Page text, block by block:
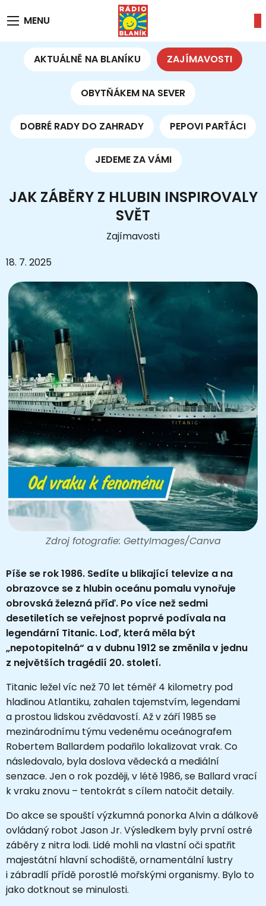
MENU
AKTUÁLNĚ NA BLANÍKU ZAJÍMAVOSTI
OBYTŇÁKEM NA SEVER
DOBRÉ RADY DO ZAHRADY PEPOVI PARŤÁCI
JEDEME ZA VÁMI
JAK ZÁBĚRY Z HLUBIN INSPIROVALY
SVĚT
Zajímavosti
18. 7. 2025
Zdroj fotografie: GettyImages/Canva
Píše se rok 1986. Sedíte u blikající televize a na
obrazovce se z hlubin oceánu pomalu vynořuje
obrovská železná příď. Po více než sedmi
desetiletích se veřejnost poprvé podívala na
legendární Titanic. Loď, která měla být
„nepotopitelná“ a v dubnu 1912 se změnila v jednu
z největších tragédií 20. století.
Titanic ležel víc než 70 let téměř 4 kilometry pod
hladinou Atlantiku, zahalen tajemstvím, legendami
a prostou lidskou zvědavostí. Až v září 1985 se
mezinárodnímu týmu vedenému oceánografem
Robertem Ballardem podařilo lokalizovat vrak. Co
následovalo, byla doslova vědecká a mediální
senzace. Jen o rok později, v létě 1986, se Ballard vrací
k vraku znovu – tentokrát s cílem natočit detaily.
Do akce se spouští výzkumná ponorka Alvin a dálkově
ovládaný robot Jason Jr. Výsledkem byly první ostré
záběry z nitra lodi. Lidé mohli na vlastní oči spatřit
majestátní hlavní schodiště, ornamentální lustry
i zábradlí přídě porostlé mořskými organismy. Bylo to
jako dotknout se minulosti.